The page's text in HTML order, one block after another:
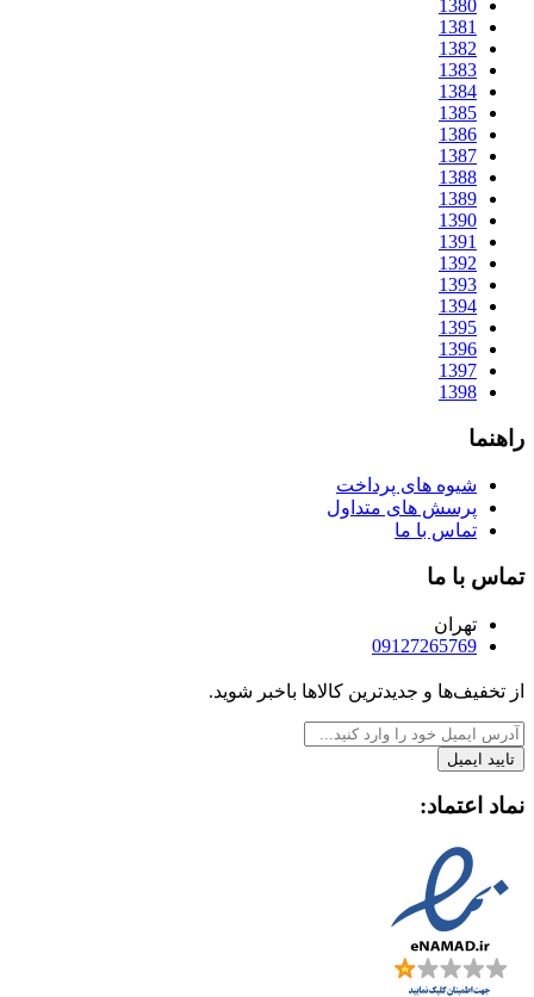
1380
1381
1382
1383
1384
1385
1386
1387
1388
1389
1390
1391
1392
1393
1394
1395
1396
1397
1398
راهنما
شیوه های پرداخت
پرسش های متداول
تماس با ما
تماس با ما
تهران
09127265769
از تخفیف‌ها و جدیدترین‌ کالاها باخبر شوید.
تایید ایمیل
نماد اعتماد: